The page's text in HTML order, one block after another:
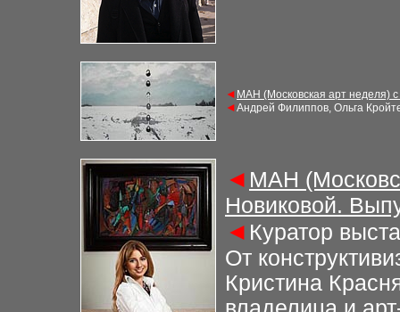
◄ МАН (Московская арт неделя)
◄Андрей Филиппов, Ольга
◄ МАН
Новиковой.
◄ Куратор
От
Кристина